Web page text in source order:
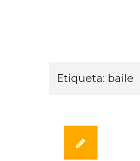
Etiqueta: baile